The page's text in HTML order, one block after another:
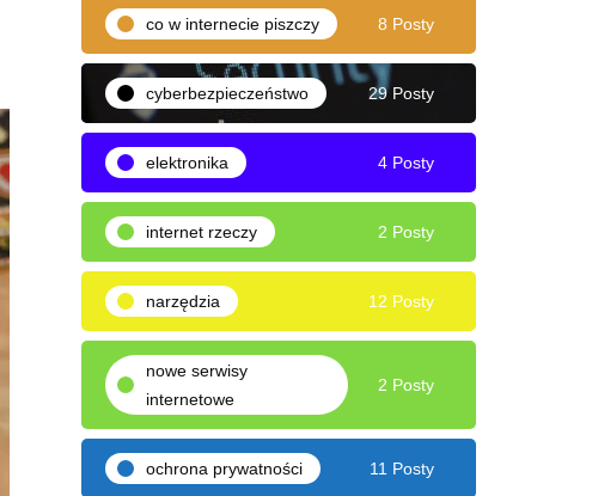
co w internecie piszczy 8 Posty
cyberbezpieczeństwo 29 Posty
elektronika 4 Posty
internet rzeczy 2 Posty
narzędzia 12 Posty
nowe serwisy
internetowe
2 Posty
ochrona prywatności 11 Posty